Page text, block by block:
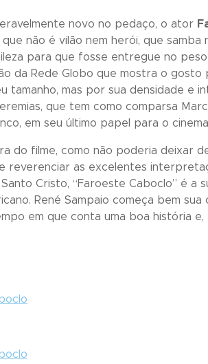
novo no pedaço, o ator
não é vilão nem herói, que
para que fosse entregue no
da Rede Globo que mostra o
tamanho, mas por sua densidade e
que tem como comparsa
em seu último papel para o
do filme, como não poderia deixar
reverenciar as excelentes
Cristo, “Faroeste Caboclo” é a
René Sampaio começa bem
em que conta uma boa história